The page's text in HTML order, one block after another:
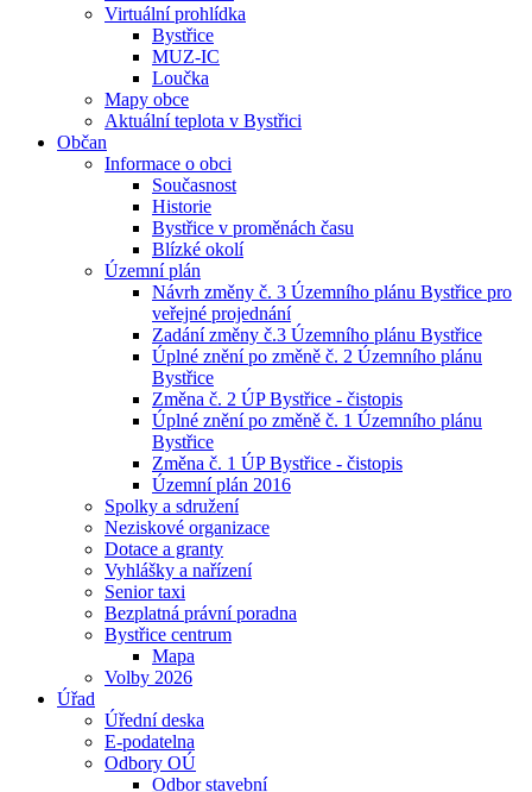
Virtuální prohlídka
Bystřice
MUZ-IC
Loučka
Mapy obce
Aktuální teplota v Bystřici
Občan
Informace o obci
Současnost
Historie
Bystřice v proměnách času
Blízké okolí
Územní plán
Návrh změny č. 3 Územního plánu Bystřice pro
veřejné projednání
Zadání změny č.3 Územního plánu Bystřice
Úplné znění po změně č. 2 Územního plánu
Bystřice
Změna č. 2 ÚP Bystřice - čistopis
Úplné znění po změně č. 1 Územního plánu
Bystřice
Změna č. 1 ÚP Bystřice - čistopis
Územní plán 2016
Spolky a sdružení
Neziskové organizace
Dotace a granty
Vyhlášky a nařízení
Senior taxi
Bezplatná právní poradna
Bystřice centrum
Mapa
Volby 2026
Úřad
Úřední deska
E-podatelna
Odbory OÚ
Odbor stavební